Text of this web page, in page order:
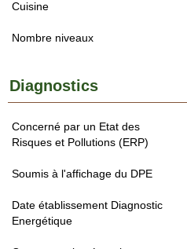
Cuisine
Nombre niveaux
Diagnostics
Concerné par un Etat des
Risques et Pollutions (ERP)
Soumis à l'affichage du DPE
Date établissement Diagnostic
Energétique